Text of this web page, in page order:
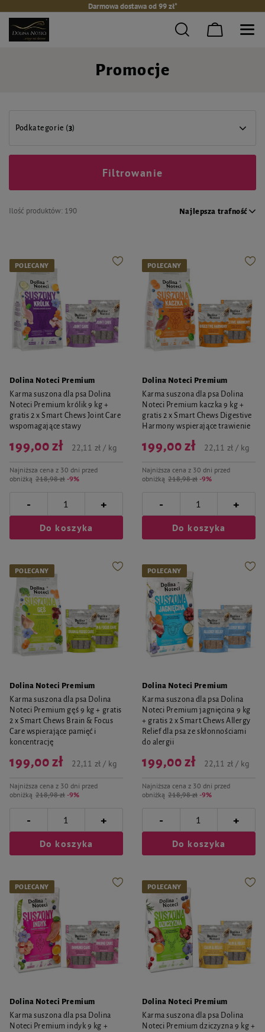
Darmowa dostawa od 99 zł*
Promocje
Podkategorie (3)
Ilość produktów: 190 Najlepsza trafność
Filtrowanie
POLECANY
Dolina Noteci Premium
Karma suszona dla psa Dolina
Noteci Premium królik 9 kg +
gratis 2 x Smart Chews Joint Care
wspomagające stawy
Najniższa cena z 30 dni przed
obniżką 218,98 zł -9%
199,00 zł 22,11 zł / kg
- +
Do koszyka
POLECANY
Dolina Noteci Premium
Karma suszona dla psa Dolina
Noteci Premium kaczka 9 kg +
gratis 2 x Smart Chews Digestive
Harmony wspierające trawienie
Najniższa cena z 30 dni przed
obniżką 218,98 zł -9%
199,00 zł 22,11 zł / kg
- +
Do koszyka
POLECANY
Dolina Noteci Premium
Karma suszona dla psa Dolina
Noteci Premium gęś 9 kg + gratis
2 x Smart Chews Brain & Focus
Care wspierające pamięć i
koncentrację
Najniższa cena z 30 dni przed
obniżką 218,98 zł -9%
199,00 zł 22,11 zł / kg
- +
Do koszyka
POLECANY
Dolina Noteci Premium
Karma suszona dla psa Dolina
Noteci Premium jagnięcina 9 kg
+ gratis 2 x Smart Chews Allergy
Relief dla psa ze skłonnościami
do alergii
Najniższa cena z 30 dni przed
obniżką 218,98 zł -9%
199,00 zł 22,11 zł / kg
- +
Do koszyka
POLECANY
Dolina Noteci Premium
Karma suszona dla psa Dolina
Noteci Premium indyk 9 kg +
POLECANY
Dolina Noteci Premium
Karma suszona dla psa Dolina
Noteci Premium dziczyzna 9 kg +